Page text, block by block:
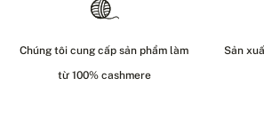
Chúng tôi cung cấp sản phẩm làm
từ 100% cashmere
Sản